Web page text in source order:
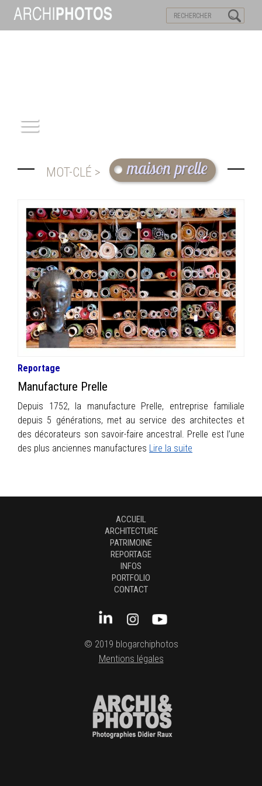
PATRIMOINE
REPORTAGE
INFOS
PORTFOLIO
CONTACT
MOT-CLÉ > maison prelle
Reportage
Manufacture Prelle
Depuis 1752, la manufacture Prelle, entreprise familiale
depuis 5 générations, met au service des architectes et
des décorateurs son savoir-faire ancestral. Prelle est l’une
des plus anciennes manufactures Lire la suite
ACCUEIL
ARCHITECTURE
PATRIMOINE
REPORTAGE
INFOS
PORTFOLIO
CONTACT
© 2019 blogarchiphotos
Mentions légales